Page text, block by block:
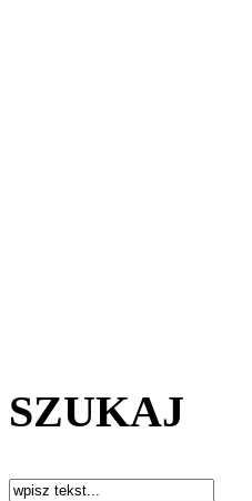
SZUKAJ